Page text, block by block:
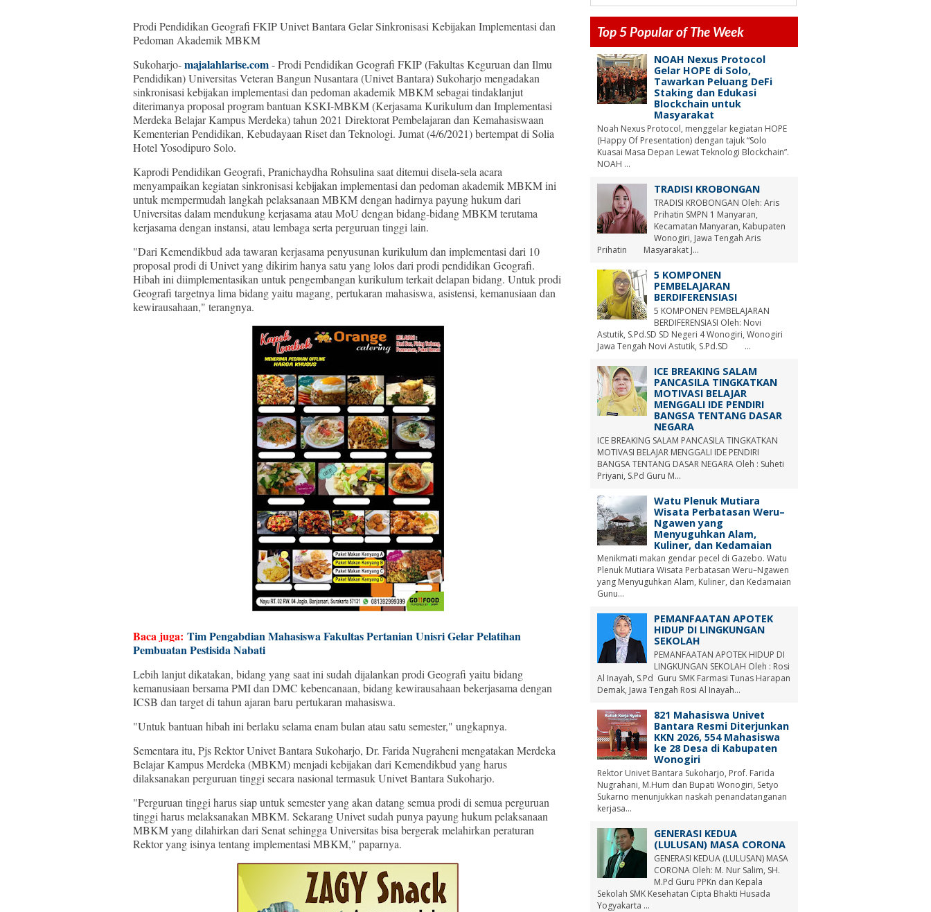
Prodi Pendidikan Geografi FKIP Univet Bantara Gelar Sinkronisasi Kebijakan Implementasi dan
Pedoman Akademik MBKM
Sukoharjo-majalahlarise.com- Prodi Pendidikan Geografi FKIP (Fakultas Keguruan dan Ilmu
Pendidikan) Universitas Veteran Bangun Nusantara (Univet Bantara) Sukoharjo mengadakan
sinkronisasi kebijakan implementasi dan pedoman akademik MBKM sebagai tindaklanjut
diterimanya proposal program bantuan KSKI-MBKM (Kerjasama Kurikulum dan Implementasi
Merdeka Belajar Kampus Merdeka) tahun 2021 Direktorat Pembelajaran dan Kemahasiswaan
Kementerian Pendidikan, Kebudayaan Riset dan Teknologi. Jumat (4/6/2021) bertempat di Solia
Hotel Yosodipuro Solo.
Kaprodi Pendidikan Geografi, Pranichaydha Rohsulina saat ditemui disela-sela acara
menyampaikan kegiatan sinkronisasi kebijakan implementasi dan pedoman akademik MBKM ini
untuk mempermudah langkah pelaksanaan MBKM dengan hadirnya payung hukum dari
Universitas dalam mendukung kerjasama atau MoU dengan bidang-bidang MBKM terutama
kerjasama dengan instansi, atau lembaga serta perguruan tinggi lain.
"Dari Kemendikbud ada tawaran kerjasama penyusunan kurikulum dan implementasi dari 10
proposal prodi di Univet yang dikirim hanya satu yang lolos dari prodi pendidikan Geografi.
Hibah ini diimplementasikan untuk pengembangan kurikulum terkait delapan bidang. Untuk prodi
Geografi targetnya lima bidang yaitu magang, pertukaran mahasiswa, asistensi, kemanusiaan dan
kewirausahaan," terangnya.
Baca juga: Tim Pengabdian Mahasiswa Fakultas Pertanian Unisri Gelar Pelatihan
Pembuatan Pestisida Nabati
Lebih lanjut dikatakan, bidang yang saat ini sudah dijalankan prodi Geografi yaitu bidang
kemanusiaan bersama PMI dan DMC kebencanaan, bidang kewirausahaan bekerjasama dengan
ICSB dan target di tahun ajaran baru pertukaran mahasiswa.
"Untuk bantuan hibah ini berlaku selama enam bulan atau satu semester," ungkapnya.
Sementara itu, Pjs Rektor Univet Bantara Sukoharjo, Dr. Farida Nugraheni mengatakan Merdeka
Belajar Kampus Merdeka (MBKM) menjadi kebijakan dari Kemendikbud yang harus
dilaksanakan perguruan tinggi secara nasional termasuk Univet Bantara Sukoharjo.
"Perguruan tinggi harus siap untuk semester yang akan datang semua prodi di semua perguruan
tinggi harus melaksanakan MBKM. Sekarang Univet sudah punya payung hukum pelaksanaan
MBKM yang dilahirkan dari Senat sehingga Universitas bisa bergerak melahirkan peraturan
Rektor yang isinya tentang implementasi MBKM," paparnya.
Top 5 Popular of The Week
NOAH Nexus Protocol
Gelar HOPE di Solo,
Tawarkan Peluang DeFi
Staking dan Edukasi
Blockchain untuk
Masyarakat
Noah Nexus Protocol, menggelar kegiatan HOPE
(Happy Of Presentation) dengan tajuk “Solo
Kuasai Masa Depan Lewat Teknologi Blockchain”.
NOAH ...
TRADISI KROBONGAN
TRADISI KROBONGAN Oleh: Aris
Prihatin SMPN 1 Manyaran,
Kecamatan Manyaran, Kabupaten
Wonogiri, Jawa Tengah Aris
Prihatin Masyarakat J...
5 KOMPONEN
PEMBELAJARAN
BERDIFERENSIASI
5 KOMPONEN PEMBELAJARAN
BERDIFERENSIASI Oleh: Novi
Astutik, S.Pd.SD SD Negeri 4 Wonogiri, Wonogiri
Jawa Tengah Novi Astutik, S.Pd.SD ...
ICE BREAKING SALAM
PANCASILA TINGKATKAN
MOTIVASI BELAJAR
MENGGALI IDE PENDIRI
BANGSA TENTANG DASAR
NEGARA
ICE BREAKING SALAM PANCASILA TINGKATKAN
MOTIVASI BELAJAR MENGGALI IDE PENDIRI
BANGSA TENTANG DASAR NEGARA Oleh : Suheti
Priyani, S.Pd Guru M...
Watu Plenuk Mutiara
Wisata Perbatasan Weru–
Ngawen yang
Menyuguhkan Alam,
Kuliner, dan Kedamaian
Menikmati makan gendar pecel di Gazebo. Watu
Plenuk Mutiara Wisata Perbatasan Weru–Ngawen
yang Menyuguhkan Alam, Kuliner, dan Kedamaian
Gunu...
PEMANFAATAN APOTEK
HIDUP DI LINGKUNGAN
SEKOLAH
PEMANFAATAN APOTEK HIDUP DI
LINGKUNGAN SEKOLAH Oleh : Rosi
Al Inayah, S.Pd Guru SMK Farmasi Tunas Harapan
Demak, Jawa Tengah Rosi Al Inayah...
821 Mahasiswa Univet
Bantara Resmi Diterjunkan
KKN 2026, 554 Mahasiswa
ke 28 Desa di Kabupaten
Wonogiri
Rektor Univet Bantara Sukoharjo, Prof. Farida
Nugrahani, M.Hum dan Bupati Wonogiri, Setyo
Sukarno menunjukkan naskah penandatanganan
kerjasa...
GENERASI KEDUA
(LULUSAN) MASA CORONA
GENERASI KEDUA (LULUSAN) MASA
CORONA Oleh: M. Nur Salim, SH.
M.Pd Guru PPKn dan Kepala
Sekolah SMK Kesehatan Cipta Bhakti Husada
Yogyakarta ...